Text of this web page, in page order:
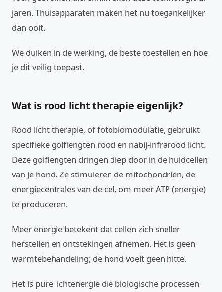
jaren. Thuisapparaten maken het nu toegankelijker
dan ooit.
We duiken in de werking, de beste toestellen en hoe
je dit veilig toepast.
Wat is rood licht therapie eigenlijk?
Rood licht therapie, of fotobiomodulatie, gebruikt
specifieke golflengten rood en nabij-infrarood licht.
Deze golflengten dringen diep door in de huidcellen
van je hond. Ze stimuleren de mitochondriën, de
energiecentrales van de cel, om meer ATP (energie)
te produceren.
Meer energie betekent dat cellen zich sneller
herstellen en ontstekingen afnemen. Het is geen
warmtebehandeling; de hond voelt geen hitte.
Het is pure lichtenergie die biologische processen